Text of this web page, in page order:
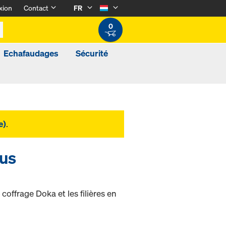
Contact
FR
0
Echafaudages
Sécurité
.
Doka et les filières en